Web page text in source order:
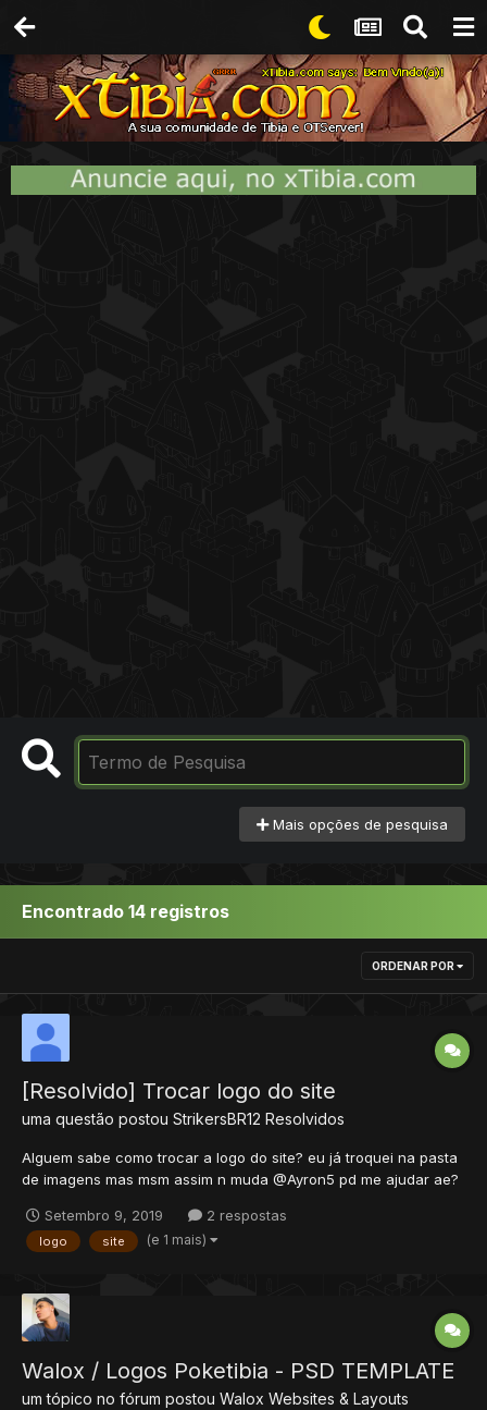
Mais opções de pesquisa
Encontrado 14 registros
ORDENAR POR
[Resolvido] Trocar logo do site
uma questão postou StrikersBR12 Resolvidos
Alguem sabe como trocar a logo do site? eu já troquei na pasta
de imagens mas msm assim n muda @Ayron5 pd me ajudar ae?
Setembro 9, 2019 2 respostas
logo site (e 1 mais)
Walox / Logos Poketibia - PSD TEMPLATE
um tópico no fórum postou Walox Websites & Layouts